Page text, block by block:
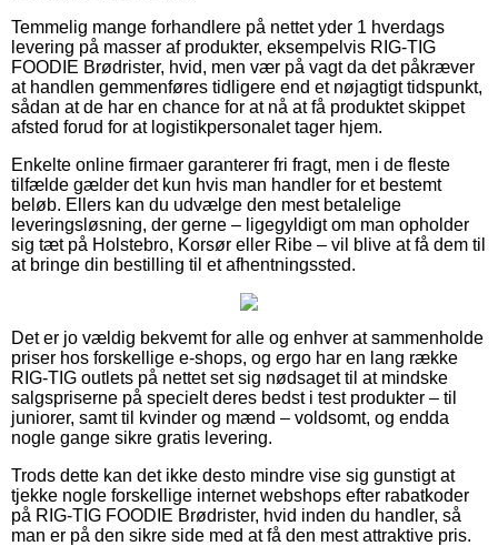
Temmelig mange forhandlere på nettet yder 1 hverdags
levering på masser af produkter, eksempelvis RIG-TIG
FOODIE Brødrister, hvid, men vær på vagt da det påkræver
at handlen gemmenføres tidligere end et nøjagtigt tidspunkt,
sådan at de har en chance for at nå at få produktet skippet
afsted forud for at logistikpersonalet tager hjem.
Enkelte online firmaer garanterer fri fragt, men i de fleste
tilfælde gælder det kun hvis man handler for et bestemt
beløb. Ellers kan du udvælge den mest betalelige
leveringsløsning, der gerne – ligegyldigt om man opholder
sig tæt på Holstebro, Korsør eller Ribe – vil blive at få dem til
at bringe din bestilling til et afhentningssted.
Det er jo vældig bekvemt for alle og enhver at sammenholde
priser hos forskellige e-shops, og ergo har en lang række
RIG-TIG outlets på nettet set sig nødsaget til at mindske
salgspriserne på specielt deres bedst i test produkter – til
juniorer, samt til kvinder og mænd – voldsomt, og endda
nogle gange sikre gratis levering.
Trods dette kan det ikke desto mindre vise sig gunstigt at
tjekke nogle forskellige internet webshops efter rabatkoder
på RIG-TIG FOODIE Brødrister, hvid inden du handler, så
man er på den sikre side med at få den mest attraktive pris.